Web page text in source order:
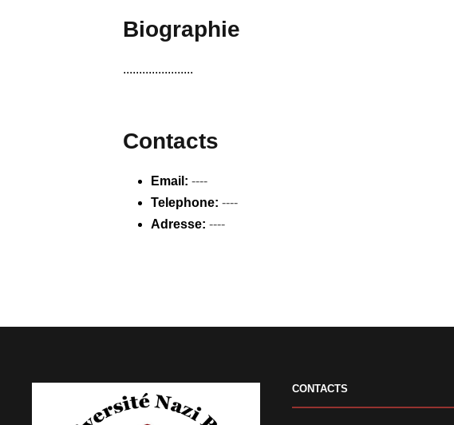
Biographie
......................
Contacts
Email: ----
Telephone: ----
Adresse: ----
CONTACTS